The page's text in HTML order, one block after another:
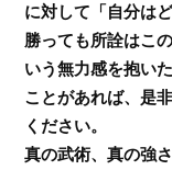
に対して「自分は
勝っても所詮はこ
いう無力感を抱い
ことがあれば、是
ください。
真の武術、真の強